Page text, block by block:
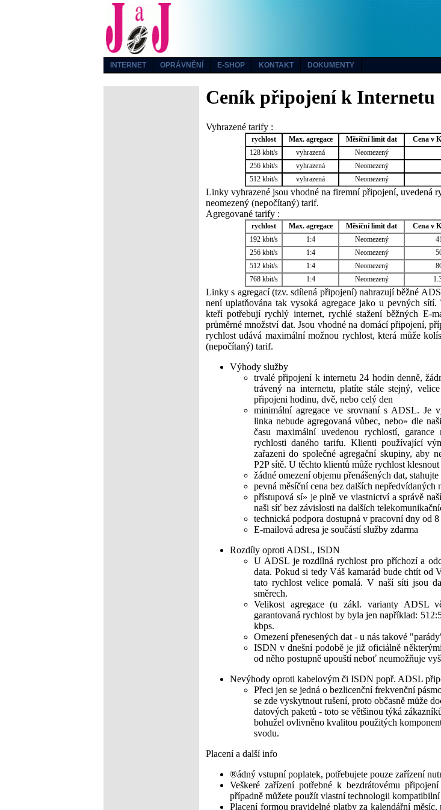
INTERNET OPRÁVNĚNÍ E-SHOP KONTAKT DOKUMENTY
Ceník připojení k Internetu
Vyhrazené tarify :
rychlost Max. agregace Měsíční limit dat Cena v
128 kbit/s
vyhrazená Neomezený
256 kbit/s
vyhrazená Neomezený
512 kbit/s
vyhrazená Neomezený
Linky vyhrazené jsou vhodné na firemní připojení, uvedená
neomezený (nepočítaný) tarif.
Agregované tarify :
rychlost Max. agregace Měsíční limit dat Cena v
192 kbit/s
1:4 Neomezený
256 kbit/s
1:4 Neomezený
512 kbit/s
1:4 Neomezený
768 kbit/s
1:4 Neomezený
Linky s agregací (tzv. sdílená připojení) nahrazují běžné
není uplatňována tak vysoká agregace jako u pevných
kteří potřebují rychlý internet, rychlé stažení běžných E-
průměrné množství dat. Jsou vhodné na domácí připojení,
rychlost udává maximální možnou rychlost, která může
(nepočítaný) tarif.
Výhody služby
trvalé připojení k internetu 24 hodin denně,
trávený na internetu, platíte stále stejný,
připojeni hodinu, dvě, nebo celý den
minimální agregace ve srovnaní s ADSL. Je
linka nebude agregovaná vůbec, nebo» dle
času maximální uvedenou rychlostí,
rychlosti daného tarifu. Klienti používající
zařazeni do společné agregační skupiny, aby
P2P sítě. U těchto klientů může rychlost klesnout
žádné omezení objemu přenášených dat,
pevná měsíční cena bez dalších nepředvídaných
přístupová sí» je plně ve vlastnictví a správě
naši síť bez závislosti na dalších
technická podpora dostupná v pracovní dny od
E-mailová adresa je součástí služby zdarma
Rozdíly oproti ADSL, ISDN
U ADSL je rozdílná rychlost pro příchozí a
data. Pokud si tedy Váš kamarád bude chtít od
tato rychlost velice pomalá. V naší síti jsou
směrech.
Velikost agregace (u zákl. varianty ADSL
garantovaná rychlost by byla jen například:
kbps.
Omezení přenesených dat - u nás takové
ISDN v dnešní podobě je již oficiálně
od něho postupně upouští neboť neumožňuje
Nevýhody oproti kabelovým či ISDN popř. ADSL
Přeci jen se jedná o bezlicenční frekvenční
se zde vyskytnout rušení, proto občasně může
datových paketů - toto se většinou týká
bohužel ovlivněno kvalitou použitých
svodu.
Placení a další info
®ádný vstupní poplatek, potřebujete pouze zařízení
Veškeré zařízení potřebné k bezdrátovému
případně můžete použít vlastní technologii
Placení formou pravidelné platby za kalendářní